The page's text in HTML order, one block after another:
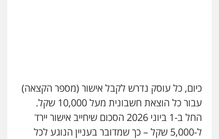
כיום, כל עוסק נדרש לקבל אישור (מספר הקצאה)
עבור כל הוצאת חשבונית מעל 10,000 שקל.
החל ב-1 ביוני 2026 הסכום שיחייב אישור יירד
ל-5,000 שקל – כך שמדובר בעניין הנוגע לכל